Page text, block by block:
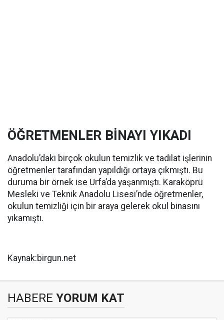
ÖĞRETMENLER BİNAYI YIKADI
Anadolu’daki birçok okulun temizlik ve tadilat işlerinin
öğretmenler tarafından yapıldığı ortaya çıkmıştı. Bu
duruma bir örnek ise Urfa’da yaşanmıştı. Karaköprü
Mesleki ve Teknik Anadolu Lisesi’nde öğretmenler,
okulun temizliği için bir araya gelerek okul binasını
yıkamıştı.
Kaynak:birgun.net
HABERE YORUM KAT